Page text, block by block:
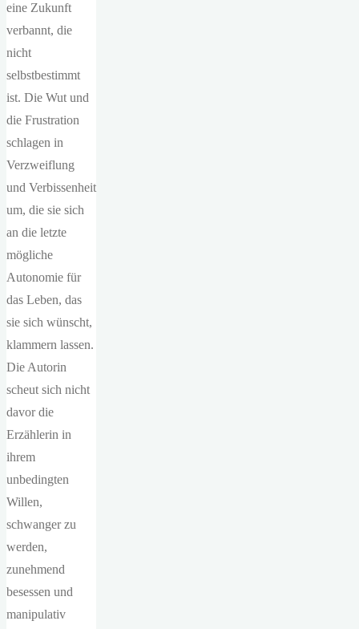
eine Zukunft
verbannt, die
nicht
selbstbestimmt
ist. Die Wut und
die Frustration
schlagen in
Verzweiflung
und Verbissenheit
um, die sie sich
an die letzte
mögliche
Autonomie für
das Leben, das
sie sich wünscht,
klammern lassen.
Die Autorin
scheut sich nicht
davor die
Erzählerin in
ihrem
unbedingten
Willen,
schwanger zu
werden,
zunehmend
besessen und
manipulativ